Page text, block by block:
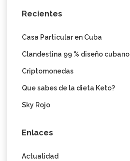
Recientes
Casa Particular en Cuba
Clandestina 99 % diseño cubano
Criptomonedas
Que sabes de la dieta Keto?
Sky Rojo
Enlaces
Actualidad